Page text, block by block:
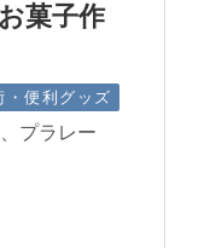
菓子作
便利グッズ
プラレー